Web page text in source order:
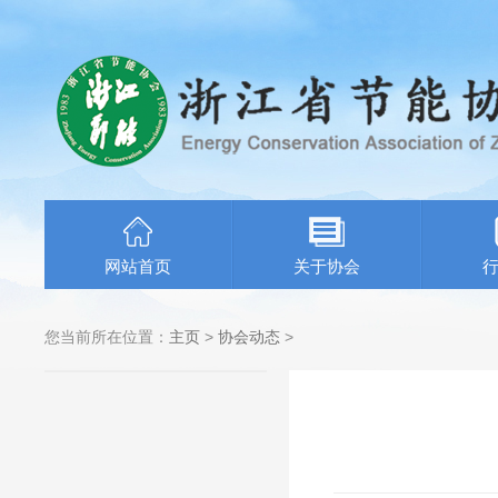
网站首页 关于协会
您当前所在位置： 主页 > 协会动态 >